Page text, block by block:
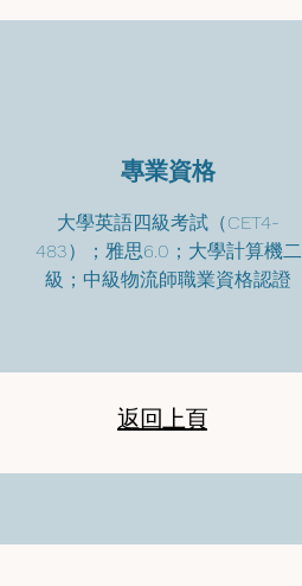
專業資格
大學英語四級考試（CET4-
483）；雅思6.0；大學計算機二
級；中級物流師職業資格認證
返回上頁